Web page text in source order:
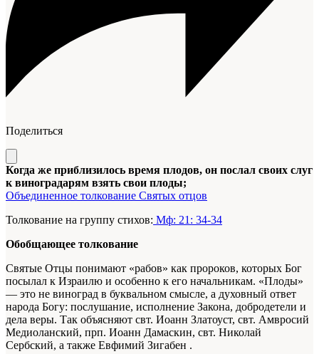
Поделиться
Когда же приблизилось время плодов, он послал своих слуг
к виноградарям взять свои плоды;
Объединенное толкование Святых отцов
Толкование на группу стихов: Мф: 21: 34-34
Обобщающее толкование
Святые Отцы понимают «рабов» как пророков, которых Бог
посылал к Израилю и особенно к его начальникам. «Плоды»
— это не виноград в буквальном смысле, а духовный ответ
народа Богу: послушание, исполнение Закона, добродетели и
дела веры. Так объясняют свт. Иоанн Златоуст, свт. Амвросий
Медиоланский, прп. Иоанн Дамаскин, свт. Николай
Сербский, а также Евфимий Зигабен .